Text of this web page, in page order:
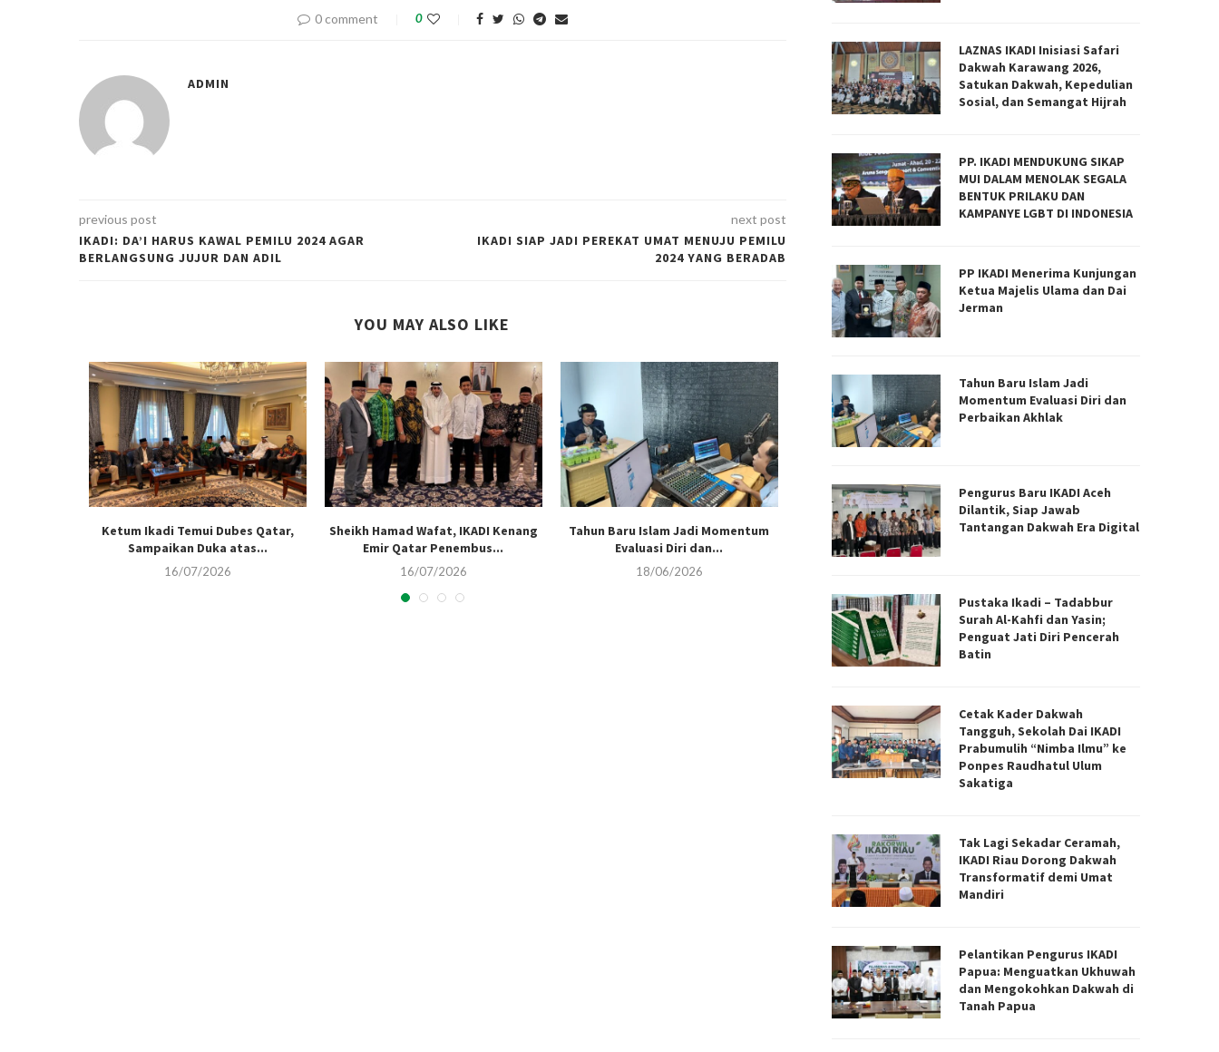
0 comment 0
ADMIN
previous post
IKADI: DA’I HARUS KAWAL PEMILU 2024 AGAR
BERLANGSUNG JUJUR DAN ADIL
next post
IKADI SIAP JADI PEREKAT UMAT MENUJU PEMILU
2024 YANG BERADAB
YOU MAY ALSO LIKE
Ketum Ikadi Temui Dubes Qatar,
Sampaikan Duka atas...
16/07/2026
Sheikh Hamad Wafat, IKADI Kenang
Emir Qatar Penembus...
16/07/2026
Tahun Baru Islam Jadi Momentum
Evaluasi Diri dan...
18/06/2026
Pengurus Baru IKADI Aceh Dilantik,
Siap Jawab Tantangan...
Tak Lagi Sekadar Ceramah,
LAZNAS IKADI Inisiasi Safari
Dakwah Karawang 2026,
Satukan Dakwah, Kepedulian
Sosial, dan Semangat Hijrah
PP. IKADI MENDUKUNG SIKAP
MUI DALAM MENOLAK SEGALA
BENTUK PRILAKU DAN
KAMPANYE LGBT DI INDONESIA
PP IKADI Menerima Kunjungan
Ketua Majelis Ulama dan Dai
Jerman
Tahun Baru Islam Jadi
Momentum Evaluasi Diri dan
Perbaikan Akhlak
Pengurus Baru IKADI Aceh
Dilantik, Siap Jawab
Tantangan Dakwah Era Digital
Pustaka Ikadi – Tadabbur
Surah Al-Kahfi dan Yasin;
Penguat Jati Diri Pencerah
Batin
Cetak Kader Dakwah
Tangguh, Sekolah Dai IKADI
Prabumulih “Nimba Ilmu” ke
Ponpes Raudhatul Ulum
Sakatiga
Tak Lagi Sekadar Ceramah,
IKADI Riau Dorong Dakwah
Transformatif demi Umat
Mandiri
Pelantikan Pengurus IKADI
Papua: Menguatkan Ukhuwah
dan Mengokohkan Dakwah di
Tanah Papua